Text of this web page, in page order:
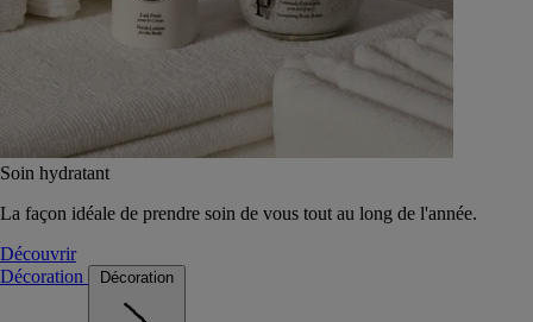
Soin hydratant
La façon idéale de prendre soin de vous tout au long de l'année.
Découvrir
Décoration
Décoration